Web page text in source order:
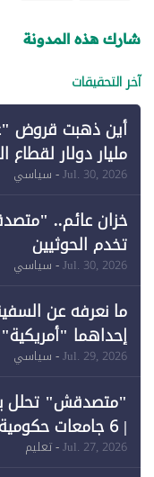
شارك هذه المدونة
آخر التحقيقات
لـ"الطاقة المتجددة"
Jul. 30, 2026- سياسي
خزان عائم..
تخدم الحوثيين
Jul. 30, 2026- سياسي
ما نعرفه عن
إحداهما
احتياجات الطاقة
Jul. 29, 2026- سياسي
"متصدقش" تحلل
Jul. 27, 2026- تعليم